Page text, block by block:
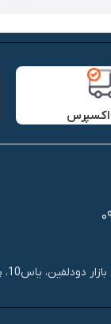
اکسپرس
دودلفین، یاس10، پلاک 1335